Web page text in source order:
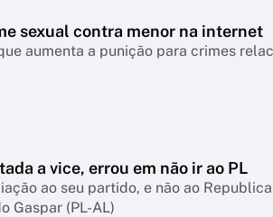
sexual contra menor na internet
aumenta a punição para crimes
a vice, errou em não ir ao PL
ao seu partido, e não ao
Gaspar (PL-AL)